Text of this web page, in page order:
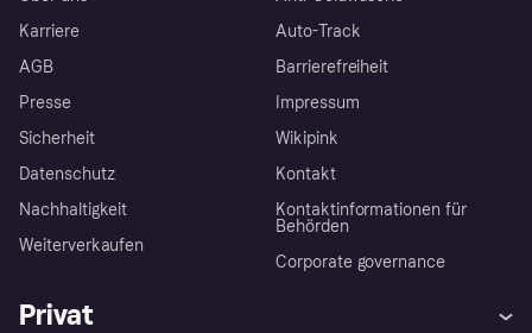
Karriere
AGB
Presse
Sicherheit
Datenschutz
Nachhaltigkeit
Weiterverkaufen
Auto-Track
Barrierefreiheit
Impressum
Wikipink
Kontakt
Kontaktinformationen für
Behörden
Corporate governance
Privat